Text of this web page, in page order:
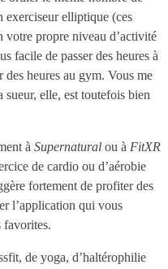
exerciseur elliptique (ces
votre propre niveau d’activité
facile de passer des heures à
heures au gym. Vous me
sueur, elle, est toutefois bien
à Supernatural ou à FitXR
de cardio ou d’aérobie
fortement de profiter des
l’application qui vous
favorites.
de yoga, d’haltérophilie